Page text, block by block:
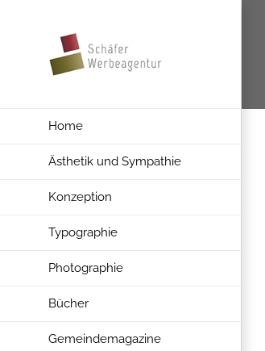
Home
Ästhetik und Sympathie
Konzeption
Typographie
Photographie
Bücher
Gemeindemagazine